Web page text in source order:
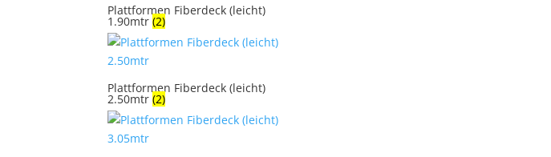
Plattformen Fiberdeck (leicht)
1.90mtr(2)
Plattformen Fiberdeck (leicht)
2.50mtr(2)